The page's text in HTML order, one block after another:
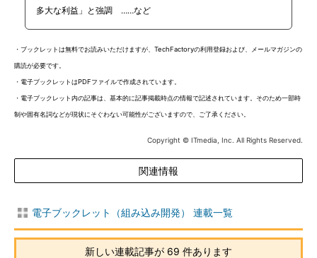
多大な利益」と強調 ……など
・ブックレットは無料でお読みいただけますが、TechFactoryの利用登録および、メールマガジンの
購読が必要です。
・電子ブックレットはPDFファイルで作成されています。
・電子ブックレット内の記事は、基本的に記事掲載時点の情報で記述されています。そのため一部時
制や固有名詞などが現状にそぐわない可能性がございますので、ご了承ください。
Copyright © ITmedia, Inc. All Rights Reserved.
関連情報
電子ブックレット（組み込み開発） 連載一覧
新しい連載記事が 69 件あります